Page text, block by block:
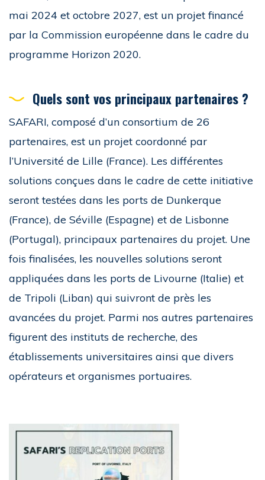
mai 2024 et octobre 2027, est un projet financé
par la Commission européenne dans le cadre du
programme Horizon 2020.
Quels sont vos principaux partenaires ?
SAFARI, composé d’un consortium de 26
partenaires, est un projet coordonné par
l’Université de Lille (France). Les différentes
solutions conçues dans le cadre de cette initiative
seront testées dans les ports de Dunkerque
(France), de Séville (Espagne) et de Lisbonne
(Portugal), principaux partenaires du projet. Une
fois finalisées, les nouvelles solutions seront
appliquées dans les ports de Livourne (Italie) et
de Tripoli (Liban) qui suivront de près les
avancées du projet. Parmi nos autres partenaires
figurent des instituts de recherche, des
établissements universitaires ainsi que divers
opérateurs et organismes portuaires.